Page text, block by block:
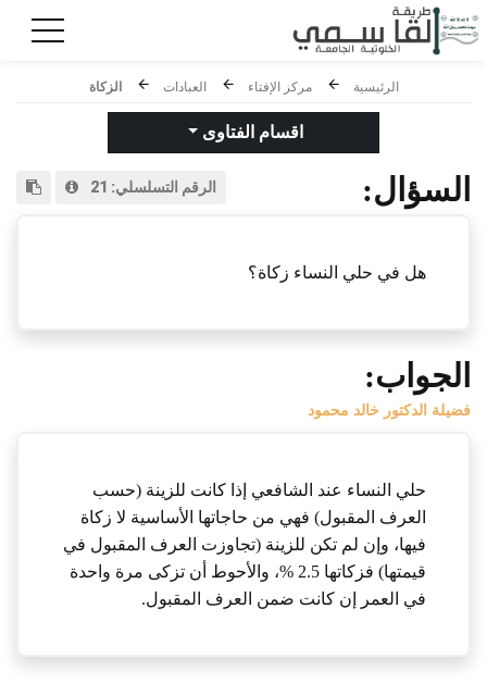
الرئيسية مركز الإفتاء العبادات الزكاة
اقسام الفتاوى
السؤال: الرقم التسلسلي: 21
هل في حلي النساء زكاة؟
الجواب:
فضيلة الدكتور خالد محمود
حلي النساء عند الشافعي إذا كانت للزينة (حسب
العرف المقبول) فهي من حاجاتها الأساسية لا زكاة
فيها، وإن لم تكن للزينة (تجاوزت العرف المقبول في
قيمتها) فزكاتها 2.5 %، والأحوط أن تزكى مرة واحدة
في العمر إن كانت ضمن العرف المقبول.